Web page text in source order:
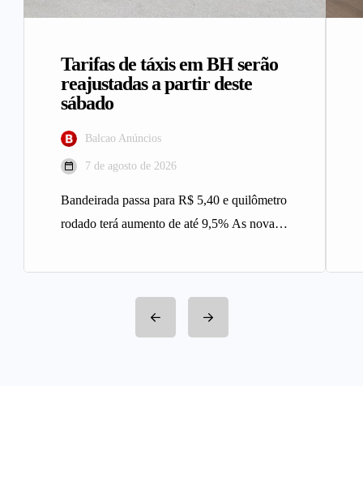
Tarifas de táxis em BH serão
reajustadas a partir deste
sábado
Balcao Anúncios
7 de agosto de 2026
Bandeirada passa para R$ 5,40 e quilômetro
rodado terá aumento de até 9,5% As novas